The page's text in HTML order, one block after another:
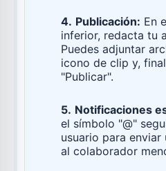
4. Publicación: En
inferior, redacta tu
Puedes adjuntar
icono de clip y,
"Publicar".
5. Notificaciones
el símbolo "@"
usuario para
al colaborador